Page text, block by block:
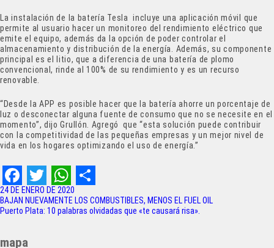
La instalación de la batería Tesla incluye una aplicación móvil que
permite al usuario hacer un monitoreo del rendimiento eléctrico que
emite el equipo, además da la opción de poder controlar el
almacenamiento y distribución de la energía. Además, su componente
principal es el litio, que a diferencia de una batería de plomo
convencional, rinde al 100% de su rendimiento y es un recurso
renovable.
“Desde la APP es posible hacer que la batería ahorre un porcentaje de
luz o desconectar alguna fuente de consumo que no se necesite en el
momento”, dijo Grullón. Agregó que “esta solución puede contribuir
con la competitividad de las pequeñas empresas y un mejor nivel de
vida en los hogares optimizando el uso de energía.”
F
a
c
T
w
W
h
S
h
24 DE ENERO DE 2020
Navegación
de
BAJAN NUEVAMENTE LOS COMBUSTIBLES, MENOS EL FUEL OIL
Puerto Plata: 10 palabras olvidadas que «te causará risa».
mapa